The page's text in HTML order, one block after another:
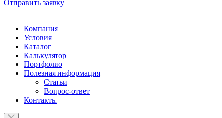
Отправить заявку
Компания
Условия
Каталог
Калькулятор
Портфолио
Полезная информация
Статьи
Вопрос-ответ
Контакты